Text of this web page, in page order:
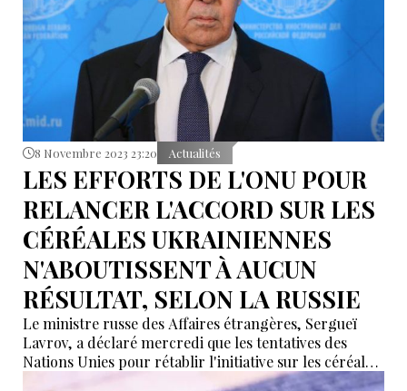
8 Novembre 2023 23:20 Actualités
LES EFFORTS DE L'ONU POUR
RELANCER L'ACCORD SUR LES
CÉRÉALES UKRAINIENNES
N'ABOUTISSENT À AUCUN
RÉSULTAT, SELON LA RUSSIE
Le ministre russe des Affaires étrangères, Sergueï
Lavrov, a déclaré mercredi que les tentatives des
Nations Unies pour rétablir l'initiative sur les céréales
de la mer Noire n'avaient toujours pas abouti.